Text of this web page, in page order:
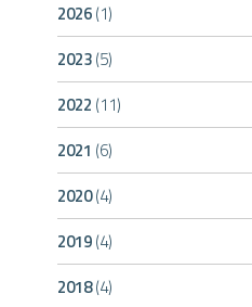
2026(1)
2023(5)
2022 (11)
2021 (6)
2020(4)
2019(4)
2018(4)